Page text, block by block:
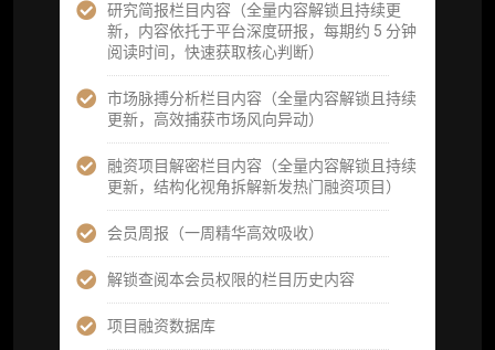
研究简报栏目内容（全量内容解锁且持续更
新，内容依托于平台深度研报，每期约 5 分钟
阅读时间，快速获取核心判断）
市场脉搏分析栏目内容（全量内容解锁且持续
更新，高效捕获市场风向异动）
融资项目解密栏目内容（全量内容解锁且持续
更新，结构化视角拆解新发热门融资项目）
会员周报（一周精华高效吸收）
解锁查阅本会员权限的栏目历史内容
项目融资数据库
定制化研究服务（1次，课题/选题经审核通过
后，由业内享有盛誉的研究团队为你开展专项
研究，并交付一份完整研究报告）
重点研究方向前瞻栏目（获取重点赛道、项目
及研究方向预告，提前了解核心观察变量与后
续研究计划）
提前获取研报权（ 3 次，官方发布研报预告后
可根据请求领先市场以提前解锁）
分析师 1 对 1 沟通（1 小时，话题需审核）
分析师专属答疑服务（3 次提问，话题需审